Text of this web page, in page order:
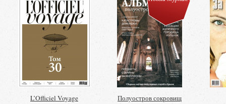
L’Officiel Voyage Полуостров сокровищ